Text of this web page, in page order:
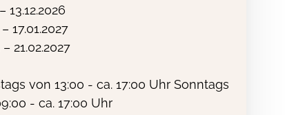
mündlichen Prüfung frei. So wird
, oft in Begleitung eines zweiten
die schrifliche und mündliche
13.12.2026
17.01.2027
– 21.02.2027
von 13:00 - ca. 17:00 Uhr Sonntags
- ca. 17:00 Uhr